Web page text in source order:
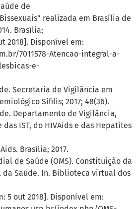
de
realizada em Brasília de
Brasília;
2018]. Disponível em:
7011578-Atencao-integral-a-
e-
Secretaria de Vigilância em
Sífilis; 2017; 48(36).
Departamento de Vigilância,
das IST, do HIVAids e das Hepatites
Brasília; 2017.
de Saúde (OMS). Constituição da
da Saúde. In. Biblioteca virtual dos
5 out 2018]. Disponível em: